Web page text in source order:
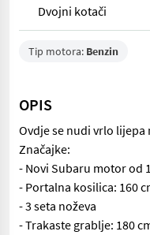
Dvojni kotači
Tip motora: Benzin
OPIS
Ovdje se nudi vrlo
Značajke:
- Novi Subaru motor od
- Portalna kosilica: 160
- 3 seta noževa
- Trakaste grablje: 180